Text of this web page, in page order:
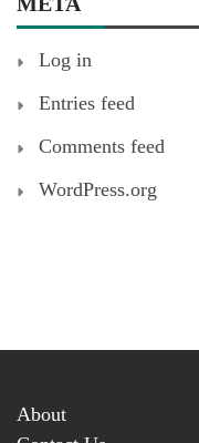
Log in
Entries feed
Comments feed
WordPress.org
About